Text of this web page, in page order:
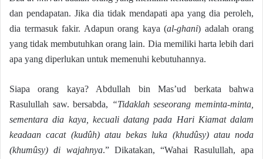
dan pendapatan. Jika dia tidak mendapati apa yang dia peroleh,
dia termasuk fakir. Adapun orang kaya (al-ghani) adalah orang
yang tidak membutuhkan orang lain. Dia memiliki harta lebih dari
apa yang diperlukan untuk memenuhi kebutuhannya.
Siapa orang kaya? Abdullah bin Mas’ud berkata bahwa
Rasulullah saw. bersabda, “Tidaklah seseorang meminta-minta,
sementara dia kaya, kecuali datang pada Hari Kiamat dalam
keadaan cacat (kudûh) atau bekas luka (khudûsy) atau noda
(khumûsy) di wajahnya.” Dikatakan, “Wahai Rasulullah, apa